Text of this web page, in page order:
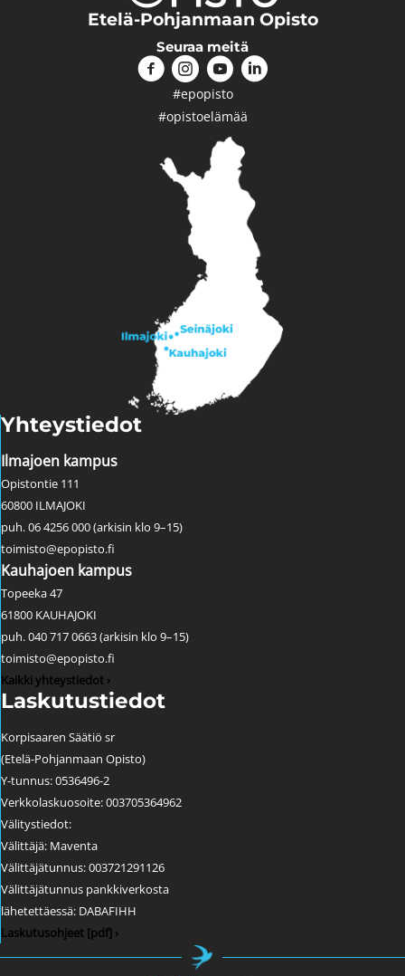
Etelä-Pohjanmaan Opisto
Seuraa meitä
#epopisto
#opistoelämää
Yhteystiedot
Ilmajoen kampus
Opistontie 111
60800 ILMAJOKI
puh. 06 4256 000 (arkisin klo 9–15)
toimisto@epopisto.fi
Kauhajoen kampus
Topeeka 47
61800 KAUHAJOKI
puh. 040 717 0663 (arkisin klo 9–15)
toimisto@epopisto.fi
Kaikki yhteystiedot ›
Laskutustiedot
Korpisaaren Säätiö sr
(Etelä-Pohjanmaan Opisto)
Y-tunnus: 0536496-2
Verkkolaskuosoite: 003705364962
Välitystiedot:
Välittäjä: Maventa
Välittäjätunnus: 003721291126
Välittäjätunnus pankkiverkosta
lähetettäessä: DABAFIHH
Laskutusohjeet [pdf] ›